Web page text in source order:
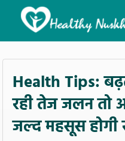
Health Tips:
रही तेज जलन तो
जल्द महसूस होगी